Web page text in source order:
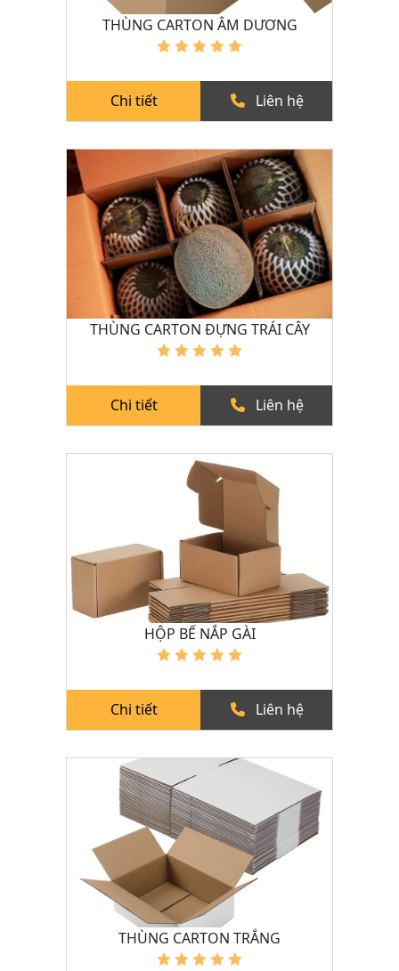
THÙNG CARTON ÂM DƯƠNG
Chi tiết Liên hệ
THÙNG CARTON ĐỰNG TRÁI CÂY
Chi tiết Liên hệ
HỘP BẾ NẮP GÀI
Chi tiết Liên hệ
THÙNG CARTON TRẮNG